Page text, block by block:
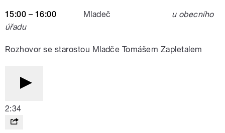
15:00 – 16:00 Mladeč
u obecního
úřadu
Rozhovor se starostou Mladče Tomášem Zapletalem
2:34